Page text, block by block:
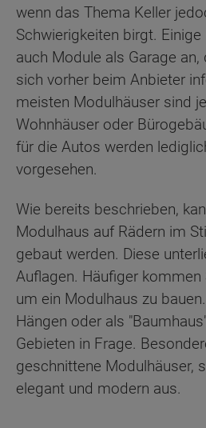
wenn das Thema Keller
Schwierigkeiten birgt.
auch Module als Garage
sich vorher beim Anbieter
meisten Modulhäuser sind
Wohnhäuser oder
für die Autos werden
vorgesehen.
Wie bereits beschrieben,
Modulhaus auf Rädern im
gebaut werden. Diese
Auflagen. Häufiger kommen
um ein Modulhaus zu
Hängen oder als
Gebieten in Frage.
geschnittene Modulhäuser,
elegant und modern aus.